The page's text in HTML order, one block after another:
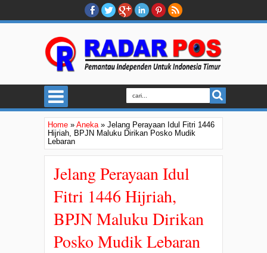
Home » Aneka» Jelang Perayaan Idul Fitri 1446
Hijriah, BPJN Maluku Dirikan Posko Mudik
Lebaran
Jelang Perayaan Idul
Fitri 1446 Hijriah,
BPJN Maluku Dirikan
Posko Mudik Lebaran